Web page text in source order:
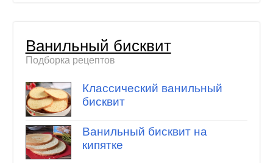
Ванильный бисквит
Подборка рецептов
Классический ванильный
бисквит
Ванильный бисквит на
кипятке